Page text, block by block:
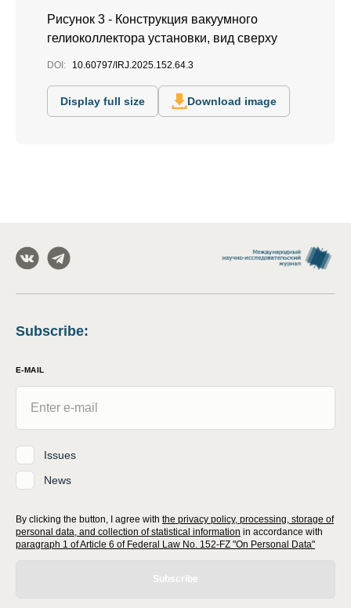
Рисунок 3 - Конструкция вакуумного
гелиоколлектора установки, вид сверху
DOI: 10.60797/IRJ.2025.152.64.3
Display full size Download image
Subscribe:
E-MAIL
Issues
News
By clicking the button, I agree with the privacy policy, processing, storage of
personal data, and collection of statistical information in accordance with
paragraph 1 of Article 6 of Federal Law No. 152-FZ "On Personal Data"
Subscribe